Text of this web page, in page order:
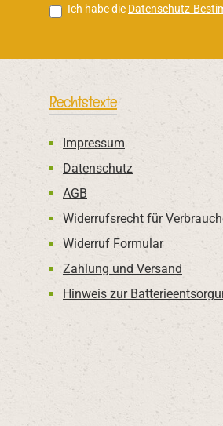
Ich habe die Datenschutz-
Rechtstexte
Impressum
Datenschutz
AGB
Widerrufsrecht für
Widerruf Formular
Zahlung und Versand
Hinweis zur